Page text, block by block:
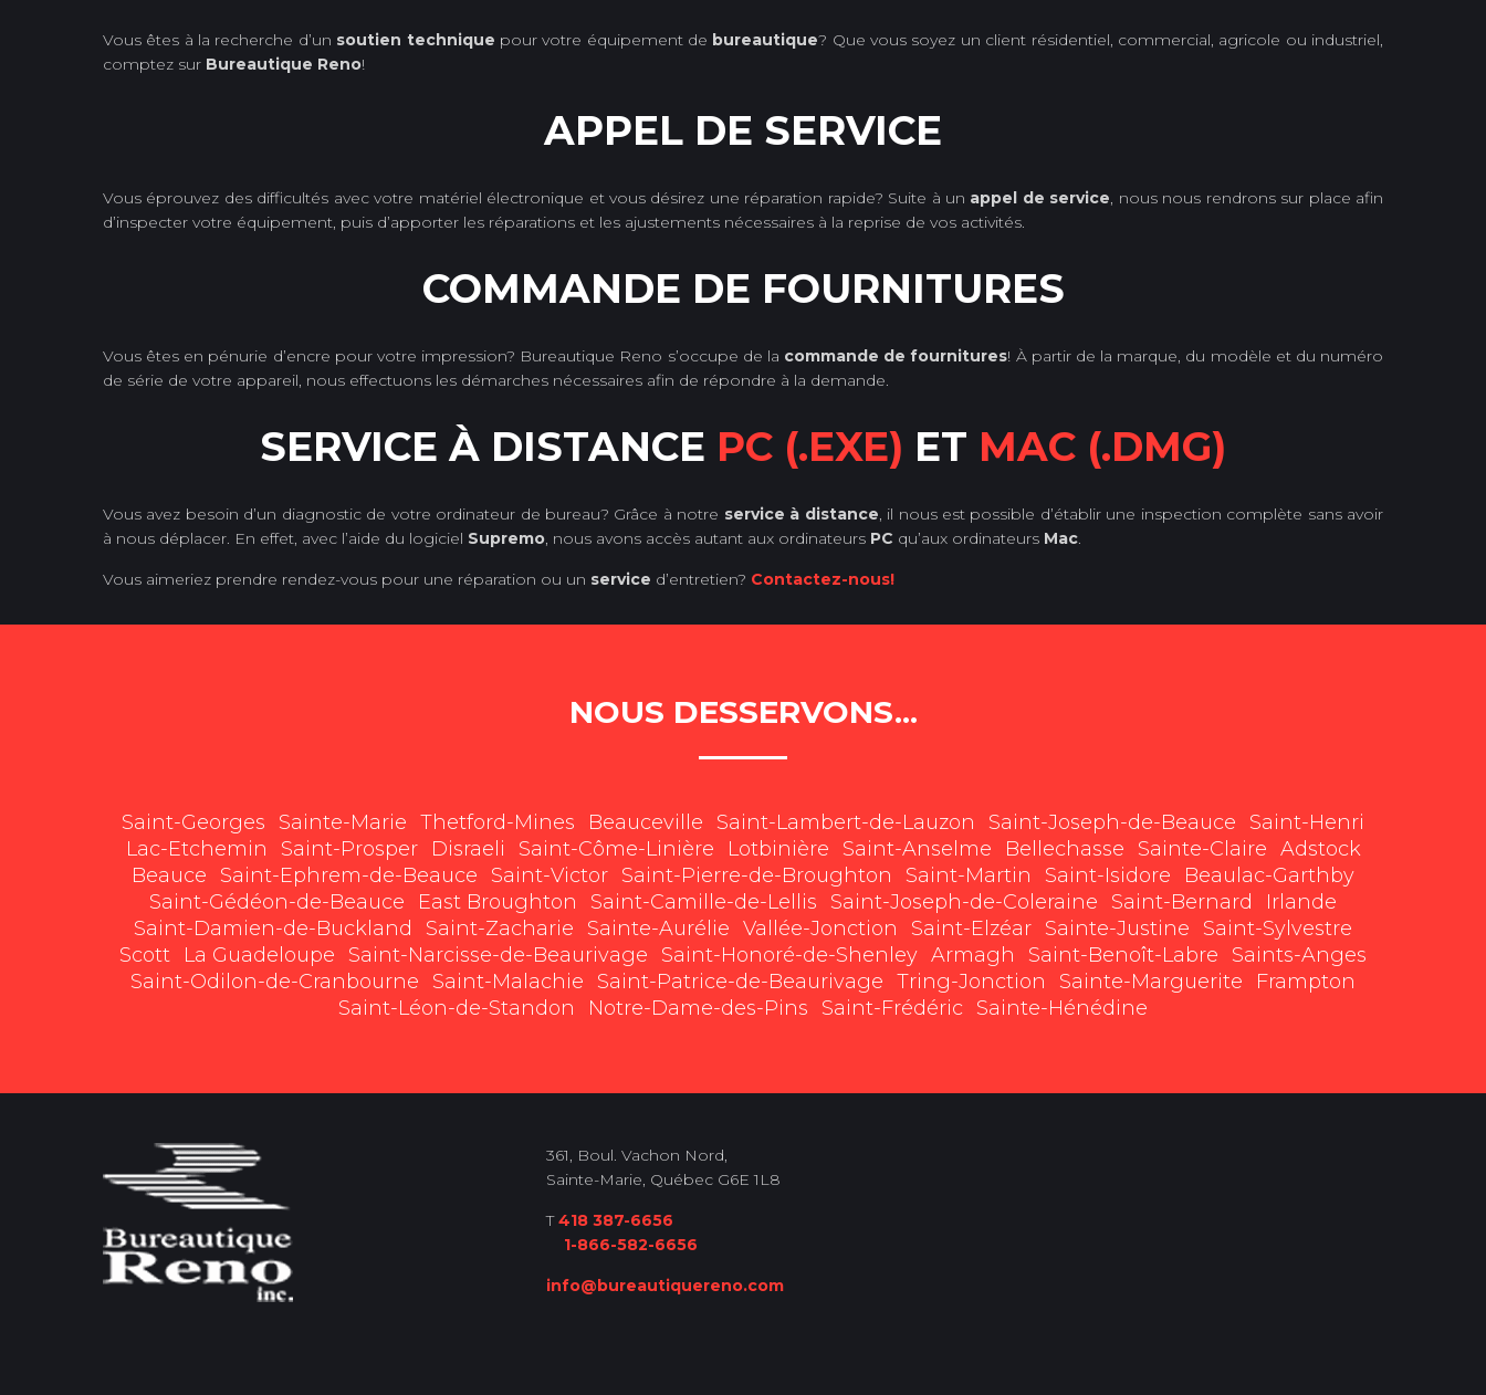
Vous êtes à la recherche d’un soutien technique pour votre équipement de bureautique? Que vous soyez un client résidentiel, commercial, agricole ou industriel,
comptez sur Bureautique Reno!
APPEL DE SERVICE
Vous éprouvez des difficultés avec votre matériel électronique et vous désirez une réparation rapide? Suite à un appel de service, nous nous rendrons sur place afin
d’inspecter votre équipement, puis d’apporter les réparations et les ajustements nécessaires à la reprise de vos activités.
COMMANDE DE FOURNITURES
Vous êtes en pénurie d’encre pour votre impression? Bureautique Reno s’occupe de la commande de fournitures! À partir de la marque, du modèle et du numéro
de série de votre appareil, nous effectuons les démarches nécessaires afin de répondre à la demande.
SERVICE À DISTANCE PC (.EXE) ET MAC (.DMG)
Vous avez besoin d’un diagnostic de votre ordinateur de bureau? Grâce à notre service à distance, il nous est possible d’établir une inspection complète sans avoir
à nous déplacer. En effet, avec l’aide du logiciel Supremo, nous avons accès autant aux ordinateurs PC qu’aux ordinateurs Mac.
Vous aimeriez prendre rendez-vous pour une réparation ou un service d’entretien? Contactez-nous!
NOUS DESSERVONS...
Saint-Georges Sainte-Marie Thetford-Mines Beauceville Saint-Lambert-de-Lauzon Saint-Joseph-de-Beauce
Saint-Henri
Lac-Etchemin
Saint-Prosper Disraeli Saint-Côme-Linière Lotbinière Saint-Anselme Bellechasse Sainte-Claire Adstock
Beauce
Saint-Ephrem-de-Beauce Saint-Victor Saint-Pierre-de-Broughton Saint-Martin Saint-Isidore
Beaulac-Garthby
Saint-Gédéon-de-Beauce
East Broughton Saint-Camille-de-Lellis Saint-Joseph-de-Coleraine Saint-Bernard
Irlande
Saint-Damien-de-Buckland
Saint-Zacharie Sainte-Aurélie Vallée-Jonction Saint-Elzéar Sainte-Justine
Saint-Sylvestre
Scott
La Guadeloupe Saint-Narcisse-de-Beaurivage Saint-Honoré-de-Shenley Armagh Saint-Benoît-Labre
Saints-Anges
Saint-Odilon-de-Cranbourne
Saint-Malachie Saint-Patrice-de-Beaurivage Tring-Jonction Sainte-Marguerite
Frampton
Saint-Léon-de-Standon
Notre-Dame-des-Pins Saint-Frédéric Sainte-Hénédine
361, Boul. Vachon Nord,
Sainte-Marie, Québec G6E 1L8
T418 387-6656
1-866-582-6656
info@bureautiquereno.com